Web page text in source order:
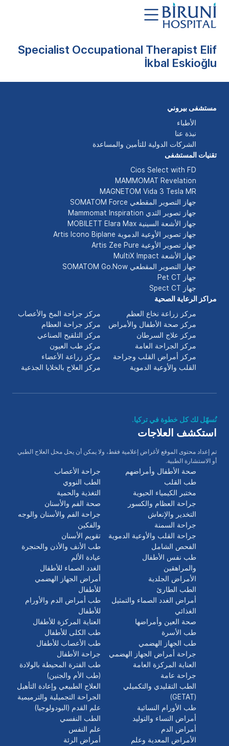
Specialist Occupational Therapist Elif
İkbal Eskioğlu
مستشفى بيروني
الأطباء
نبذة عنا
الشركات الدولية للتأمين والمساعدة
مراكز الرعاية الصحية
مركز زراعة نخاع العظم
مركز صحة الأطفال والأمراض
مركز علاج السرطان
مركز الجراحة العامة
مركز أمراض القلب وجراحة
القلب والأوعية الدموية
مركز جراحة المخ والأعصاب
مركز جراحة العظام
مركز التلقيح الصناعي
مركز طب العيون
مركز زراعة الأعضاء
مركز العلاج بالخلايا الجذعية
تقنيات المستشفى
Cios Select with FD
MAMMOMAT Revelation
MAGNETOM Vida 3 Tesla MR
جهاز التصوير المقطعي SOMATOM Force
جهاز تصوير الثدي Mammomat Inspiration
جهاز الأشعة السينية MOBILETT Elara Max
جهاز تصوير الأوعية الدموية Artis Icono Biplane
جهاز تصوير الأوعية Artis Zee Pure
جهاز الأشعة MultiX Impact
جهاز التصوير المقطعي SOMATOM Go.Now
جهاز Pet CT
جهاز Spect CT
نُسهّل لك كل خطوة في تركيا.
استكشف العلاجات
تم إعداد محتوى الموقع لأغراض إعلامية فقط، ولا يمكن أن يحل محل العلاج الطبي
أو الاستشارة الطبية.
صحة الأطفال وأمراضهم
طب القلب
مختبر الكيمياء الحيوية
جراحة العظام والكسور
التخدير والإنعاش
جراحة السمنة
جراحة القلب والأوعية الدموية
الفحص الشامل
طب نفس الأطفال
والمراهقين
الأمراض الجلدية
الطب الطارئ
أمراض الغدد الصماء والتمثيل
الغذائي
صحة العين وأمراضها
طب الأسرة
طب الجهاز الهضمي
جراحة أمراض الجهاز الهضمي
العناية المركزة العامة
جراحة عامة
الطب التقليدي والتكميلي
(GETAT)
طب الأورام النسائية
أمراض النساء والتوليد
أمراض الدم
الأمراض المعدية وعلم
جراحة الأعصاب
الطب النووي
التغذية والحمية
صحة الفم والأسنان
جراحة الفم والأسنان والوجه
والفكين
تقويم الأسنان
طب الأنف والأذن والحنجرة
عيادة الألم
الغدد الصماء للأطفال
أمراض الجهاز الهضمي
للأطفال
طب أمراض الدم والأورام
للأطفال
العناية المركزة للأطفال
طب الكلى للأطفال
طب الأعصاب للأطفال
جراحة الأطفال
طب الفترة المحيطة بالولادة
(طب الأم والجنين)
العلاج الطبيعي وإعادة التأهيل
الجراحة التجميلية والترميمية
علم القدم (البودولوجيا)
الطب النفسي
علم النفس
أمراض الرئة